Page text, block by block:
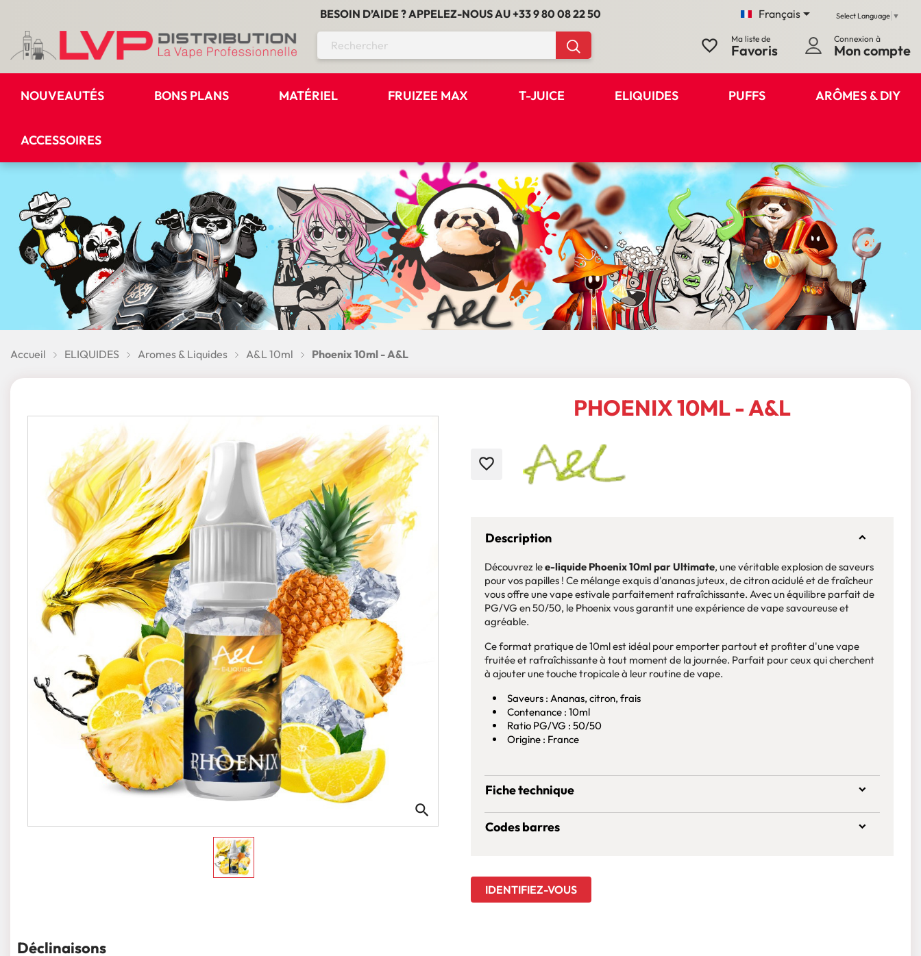
BESOIN D’AIDE ? APPELEZ-NOUS AU+33 9 80 08 22 50 Français Select Language ▼
favorite_border Ma liste de
Favoris
Connexion à
Mon compte
NOUVEAUTÉS BONS PLANS MATÉRIEL FRUIZEE MAX T-JUICE ELIQUIDES PUFFS ARÔMES & DIY
ACCESSOIRES
Accueil ELIQUIDES Aromes & Liquides A&L 10ml Phoenix 10ml - A&L
search
PHOENIX 10ML - A&L
favorite_border
Description
Découvrez lee-liquide Phoenix 10ml par Ultimate, une véritable explosion de saveurs
pour vos papilles ! Ce mélange exquis d'ananas juteux, de citron acidulé et de fraîcheur
vous offre une vape estivale parfaitement rafraîchissante. Avec un équilibre parfait de
PG/VG en 50/50, le Phoenix vous garantit une expérience de vape savoureuse et
agréable.
Ce format pratique de 10ml est idéal pour emporter partout et profiter d'une vape
fruitée et rafraîchissante à tout moment de la journée. Parfait pour ceux qui cherchent
à ajouter une touche tropicale à leur routine de vape.
Saveurs : Ananas, citron, frais
Contenance : 10ml
Ratio PG/VG : 50/50
Origine : France
Fiche technique
Codes barres
IDENTIFIEZ-VOUS
Déclinaisons